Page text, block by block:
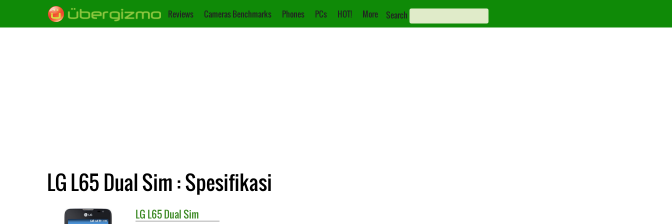
Reviews Cameras Benchmarks Phones PCs HOT! More Search
LG L65 Dual Sim : Spesifikasi
LG L65 Dual Sim